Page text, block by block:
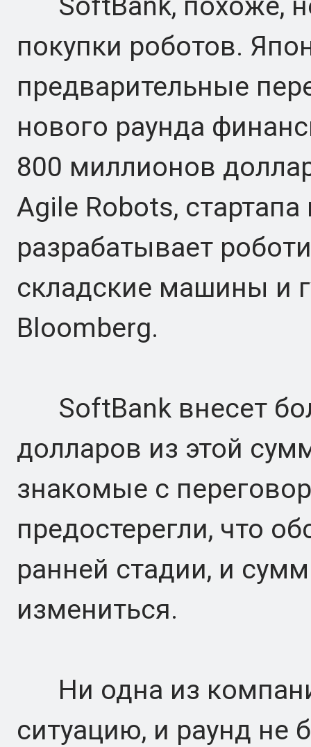
покупки роботов.
предварительные
нового раунда
800 миллионов
Agile Robots,
разрабатывает
складские машины и
Bloomberg.
SoftBank внесет
долларов из этой
знакомые с
предостерегли, что
ранней стадии, и
измениться.
Ни одна из
ситуацию, и раунд не